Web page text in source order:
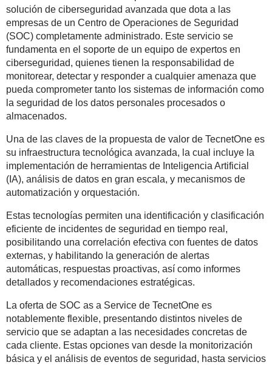
solución de ciberseguridad avanzada que dota a las
empresas de un Centro de Operaciones de Seguridad
(SOC) completamente administrado. Este servicio se
fundamenta en el soporte de un equipo de expertos en
ciberseguridad, quienes tienen la responsabilidad de
monitorear, detectar y responder a cualquier amenaza que
pueda comprometer tanto los sistemas de información como
la seguridad de los datos personales procesados o
almacenados.
Una de las claves de la propuesta de valor de TecnetOne es
su infraestructura tecnológica avanzada, la cual incluye la
implementación de herramientas de Inteligencia Artificial
(IA), análisis de datos en gran escala, y mecanismos de
automatización y orquestación.
Estas tecnologías permiten una identificación y clasificación
eficiente de incidentes de seguridad en tiempo real,
posibilitando una correlación efectiva con fuentes de datos
externas, y habilitando la generación de alertas
automáticas, respuestas proactivas, así como informes
detallados y recomendaciones estratégicas.
La oferta de SOC as a Service de TecnetOne es
notablemente flexible, presentando distintos niveles de
servicio que se adaptan a las necesidades concretas de
cada cliente. Estas opciones van desde la monitorización
básica y el análisis de eventos de seguridad, hasta servicios